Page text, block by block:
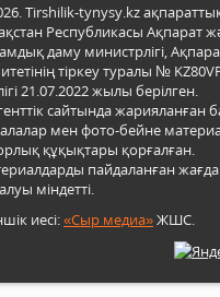
Tirshilik-tynysy.kz ақпараттық
Республикасы Ақпарат
даму министрлігі,
тіркеу туралы №
21.07.2022 жылы берілген.
сайтында жарияланған
мен фото-бейне
құқықтары қорғалған.
пайдаланған
міндетті.
иесі:«Сыр медиа»ЖШС.